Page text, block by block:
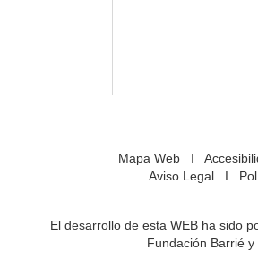
Mapa WebI
Aviso Legal I
El desarrollo de esta WEB ha sido
Fundación Barrié y